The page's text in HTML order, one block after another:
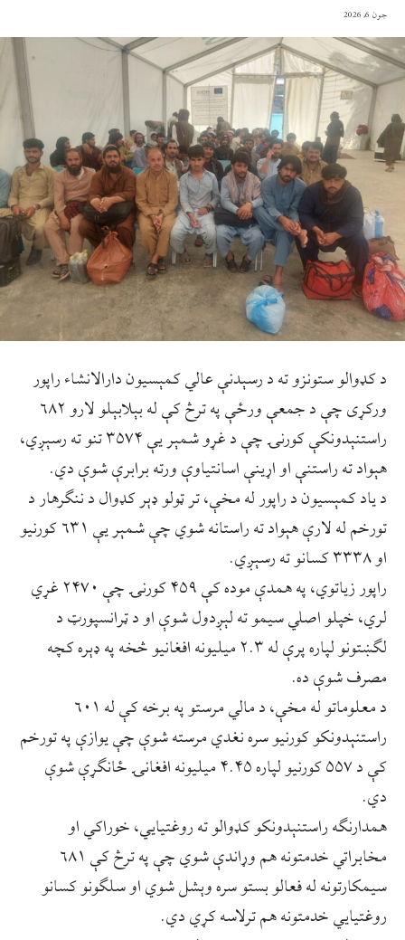
جون 6, 2026
د کډوالو ستونزو ته د رسېدنې عالي کمېسیون دارالانشاء راپور
ورکړی چې د جمعې ورځې په ترڅ کې له بېلابېلو لارو ۶۸۲
راستنېدونکې کورنۍ چې د غړو شمېر یې ۳۵۷۴ تنو ته رسېږي،
هېواد ته راستنې او اړینې اسانتیاوې ورته برابرې شوې دي.
د یاد کمېسیون د راپور له مخې، تر ټولو ډېر کډوال د ننګرهار د
تورخم له لارې هېواد ته راستانه شوي چې شمېر یې ۶۳۱ کورنیو
او ۳۳۳۸ کسانو ته رسېږي.
راپور زیاتوي، په همدې موده کې ۴۵۹ کورنۍ چې ۲۴۷۰ غړي
لري، خپلو اصلي سیمو ته لېږدول شوې او د ټرانسپورټ د
لګښتونو لپاره پرې له ۲.۳ میلیونه افغانیو څخه په ډېره کچه
مصرف شوې ده.
د معلوماتو له مخې، د مالي مرستو په برخه کې له ۶۰۱
راستنېدونکو کورنیو سره نغدي مرسته شوې چې یوازې په تورخم
کې د ۵۵۷ کورنیو لپاره ۴.۴۵ میلیونه افغانۍ ځانګړې شوې
دي.
همدارنګه راستنېدونکو کډوالو ته روغتیايي، خوراکي او
مخابراتي خدمتونه هم وړاندې شوي چې په ترڅ کې ۶۸۱
سیمکارتونه له فعالو بستو سره وېشل شوي او سلګونو کسانو
روغتیايي خدمتونه هم ترلاسه کړي دي.